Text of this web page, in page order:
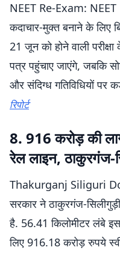
NEET Re-Exam: NEET
कदाचार-मुक्त बनाने के लिए
21 जून को होने वाली
पत्र पहुंचाए जाएंगे, जबकि
और संदिग्ध गतिविधियों पर
रिपोर्ट
8. 916 करोड़ की
रेल लाइन, ठाकुरगंज-
Thakurganj Siliguri
सरकार ने ठाकुरगंज-
है. 56.41 किलोमीटर लंबे
लिए 916.18 करोड़ रुपये